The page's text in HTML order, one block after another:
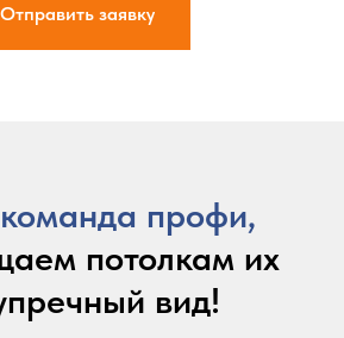
Отправить заявку
команда профи,
потолкам их
вид!